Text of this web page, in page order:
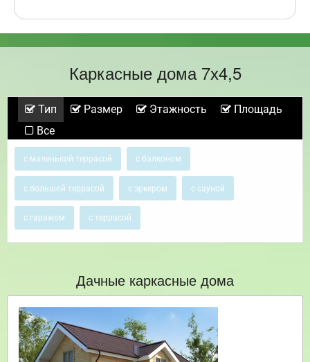
Каркасные дома 7х4,5
Тип Размер Этажность
Площадь
Все
с маленькой террасой с балконом
с большой террасой с эркером с сауной
с гаражом с террасой
Дачные каркасные дома